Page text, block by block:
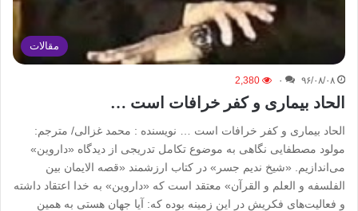
مقالات
۹۶/۰۸/۰۸ ۰ 2,380
الحاد بیماری و کفر خرافات است …
الحاد بیماری و کفر خرافات است … نویسنده : محمد غزالی/ مترجم:
مولود مصطفایی نگاهی به موضوع تکامل تدریجی از دیدگاه «داروین»
می‌اندازیم. «شیخ ندیم جسر» در کتاب ارزشمند «قصه الایمان بین
الفلسفه و العلم و القرآن» معتقد است که «داروین» به خدا اعتقاد داشته
و فعالیت‌های فکریش در این زمینه بوده که: آیا جهان هستی به همین